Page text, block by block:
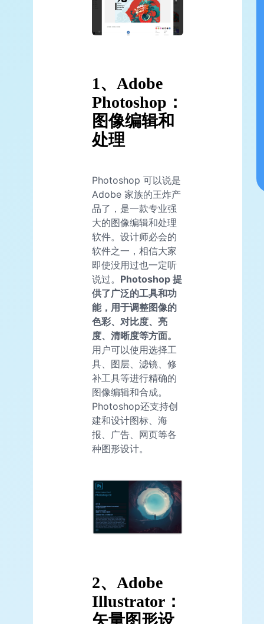
1、Adobe
Photoshop：
图像编辑和
处理
Photoshop 可以说是
Adobe 家族的王炸产
品了，是一款专业强
大的图像编辑和处理
软件。设计师必会的
软件之一，相信大家
即使没用过也一定听
说过。 Photoshop 提
供了广泛的工具和功
能，用于调整图像的
色彩、对比度、亮
度、清晰度等方面。
用户可以使用选择工
具、图层、滤镜、修
补工具等进行精确的
图像编辑和合成。
Photoshop还支持创
建和设计图标、海
报、广告、网页等各
种图形设计。
2、Adobe
Illustrator：
矢量图形设